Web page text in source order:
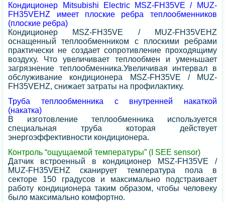
Кондиционер Mitsubishi Electric MSZ-FH35VE / MUZ-
FH35VEHZ имеет плоские ребра теплообменников
(плоские ребра)
Кондиционер MSZ-FH35VE / MUZ-FH35VEHZ
оснащенный теплообменником с плоскими ребрами
практически не создает сопротивление проходящиму
воздуху. Что увеличивает теплообмен и уменьшает
загрязнение теплообменника.Увеличивая интервал в
обслуживание кондиционера MSZ-FH35VE / MUZ-
FH35VEHZ, снижает затраты на профилактику.
Труба теплообменника с внутренней накаткой
(накатка)
В изготовление теплообменника используется
специальная труба которая действует
энергоэффективности кондиционера.
Контроль “ощущаемой температуры” (I SEE sensor)
Датчик встроенный в кондиционер MSZ-FH35VE /
MUZ-FH35VEHZ сканирует температура пола в
секторе 150 градусов и максимально подстраивает
работу кондиционера таким образом, чтобы человеку
было максимально комфортно.